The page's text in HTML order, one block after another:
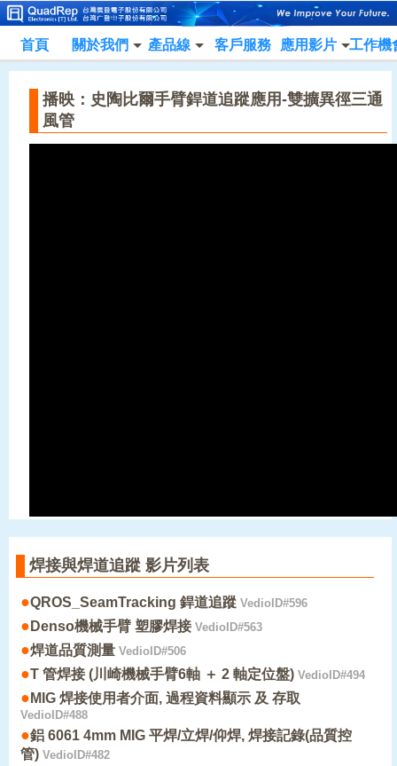
首頁 關於我們 產品線 客戶服務 應用影片 工作機
播映：史陶比爾手臂銲道追蹤應用-雙擴異徑三通
風管
焊接與焊道追蹤 影片列表
●QROS_SeamTracking 銲道追蹤 VedioID#596
● Denso機械手臂 塑膠焊接VedioID#563
●焊道品質測量 VedioID#506
●T 管焊接 (川崎機械手臂6軸 ＋ 2 軸定位盤) VedioID#494
● MIG 焊接使用者介面, 過程資料顯示 及 存取
VedioID#488
●鋁 6061 4mm MIG 平焊/立焊/仰焊, 焊接記錄(品質控
管) VedioID#482